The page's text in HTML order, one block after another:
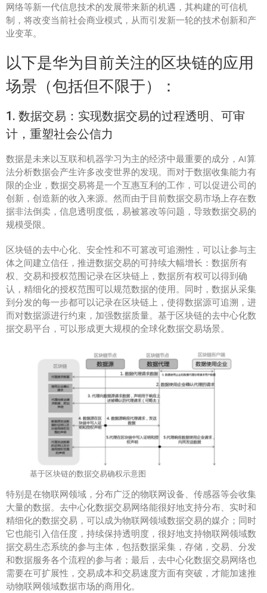
网络等新一代信息技术的发展带来新的机遇，其构建的可信机
制，将改变当前社会商业模式，从而引发新一轮的技术创新和产
业变革。
以下是华为目前关注的区块链的应用
场景（包括但不限于）：
1. 数据交易：实现数据交易的过程透明、可审
计，重塑社会公信力
数据是未来以互联和机器学习为主的经济中最重要的成分，AI算
法分析数据会产生许多改变世界的发现。而对于数据收集能力有
限的企业，数据交易将是一个互惠互利的工作，可以促进公司的
创新，创造新的收入来源。然而由于目前数据交易市场上存在数
据非法倒卖，信息透明度低，易被篡改等问题，导致数据交易的
规模受限。
区块链的去中心化、安全性和不可篡改可追溯性，可以让参与主
体之间建立信任，推进数据交易的可持续大幅增长：数据所有
权、交易和授权范围记录在区块链上，数据所有权可以得到确
认，精细化的授权范围可以规范数据的使用。同时，数据从采集
到分发的每一步都可以记录在区块链上，使得数据源可追溯，进
而对数据源进行约束，加强数据质量。基于区块链的去中心化数
据交易平台，可以形成更大规模的全球化数据交易场景。
基于区块链的数据交易确权示意图
特别是在物联网领域，分布广泛的物联网设备、传感器等会收集
大量的数据。去中心化数据交易网络能很好地支持分布、实时和
精细化的数据交易，可以成为物联网领域数据交易的媒介；同时
它也能引入信任度，持续保持透明度，很好地支持物联网领域数
据交易生态系统的参与主体，包括数据采集，存储，交易、分发
和数据服务各个流程的参与者；最后，去中心化数据交易网络也
需要在可扩展性，交易成本和交易速度方面有突破，才能加速推
动物联网领域数据市场的商用化。